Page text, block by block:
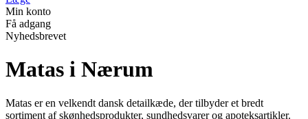
Min konto
Få adgang
Nyhedsbrevet
Matas i Nærum
Matas er en velkendt dansk detailkæde, der tilbyder et bredt
sortiment af skønhedsprodukter, sundhedsvarer og apoteksartikler.